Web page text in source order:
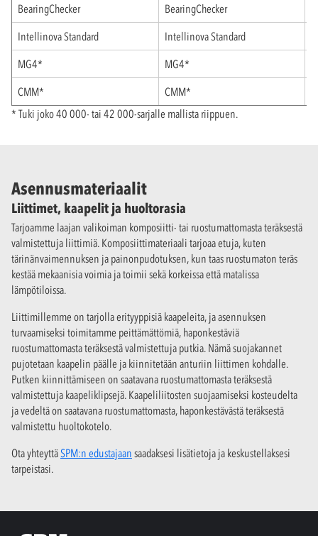
BearingChecker
BearingChecker
Intellinova Standard
Intellinova Standard
MG4*
MG4*
CMM*
CMM*
* Tuki joko 40 000- tai 42 000-sarjalle mallista riippuen.
Asennusmateriaalit
Liittimet, kaapelit ja huoltorasia
Tarjoamme laajan valikoiman komposiitti- tai ruostumattomasta teräksestä
valmistettuja liittimiä. Komposiittimateriaali tarjoaa etuja, kuten
tärinänvaimennuksen ja painonpudotuksen, kun taas ruostumaton teräs
kestää mekaanisia voimia ja toimii sekä korkeissa että matalissa
lämpötiloissa.
Liittimillemme on tarjolla erityyppisiä kaapeleita, ja asennuksen
turvaamiseksi toimitamme peittämättömiä, haponkestäviä
ruostumattomasta teräksestä valmistettuja putkia. Nämä suojakannet
pujotetaan kaapelin päälle ja kiinnitetään anturiin liittimen kohdalle.
Putken kiinnittämiseen on saatavana ruostumattomasta teräksestä
valmistettuja kaapeliklipsejä. Kaapeliliitosten suojaamiseksi kosteudelta
ja vedeltä on saatavana ruostumattomasta, haponkestävästä teräksestä
valmistettu huoltokotelo.
Ota yhteyttäSPM:n edustajaan saadaksesi lisätietoja ja keskustellaksesi
tarpeistasi.